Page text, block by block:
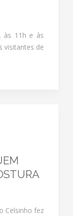
às 11h e às
visitantes de
Celsinho fez